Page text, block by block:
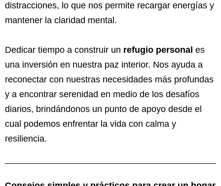
distracciones, lo que nos permite recargar energías y
mantener la claridad mental.
Dedicar tiempo a construir un refugio personal es
una inversión en nuestra paz interior. Nos ayuda a
reconectar con nuestras necesidades más profundas
y a encontrar serenidad en medio de los desafíos
diarios, brindándonos un punto de apoyo desde el
cual podemos enfrentar la vida con calma y
resiliencia.